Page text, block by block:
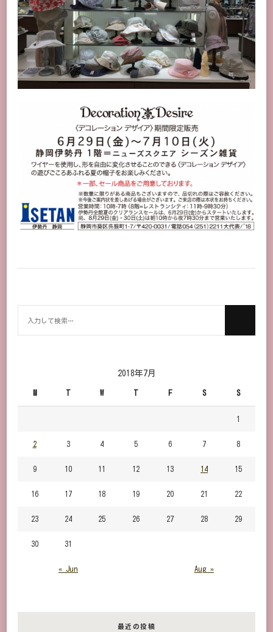
2018年7月
M T W T F S S
« Jun Aug »
1
2 3 4 5 6 7 8
9 10 11 12 13 14 15
16 17 18 19 20 21 22
23 24 25 26 27 28 29
30 31
最近の投稿